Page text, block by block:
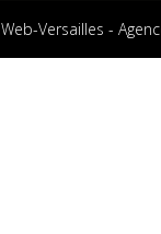
Web-Versailles -